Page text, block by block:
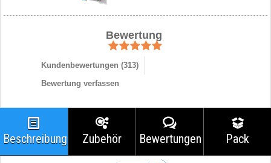
Bewertung
Kundenbewertungen (313)
Bewertung verfassen
Beschreibung Zubehör Bewertungen Pack